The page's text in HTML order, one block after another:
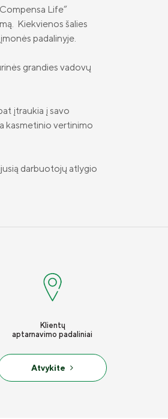
Life“
Kiekvienos šalies
padalinyje.
grandies vadovų
įtraukia į savo
kasmetinio vertinimo
darbuotojų atlygio
Klientų
aptarnavimo padaliniai
Atvykite